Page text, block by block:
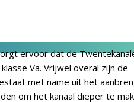
ervoor dat de
Va. Vrijwel overal zijn de
met name uit het
om het kanaal dieper te